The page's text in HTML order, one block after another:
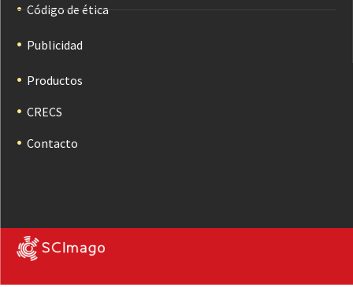
Código de ética
Publicidad
Productos
CRECS
Contacto